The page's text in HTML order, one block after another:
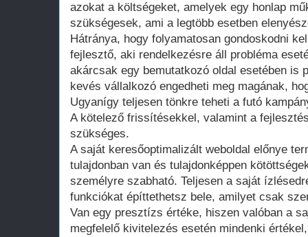
azokat a költségeket, amelyek egy honlap
szükségesek, ami a legtöbb esetben
Hátránya, hogy folyamatosan gondoskodni
fejlesztő, aki rendelkezésre áll probléma
akárcsak egy bemutatkozó oldal esetében is
kevés vállalkozó engedheti meg magának,
Ugyanígy teljesen tönkre teheti a futó
A kötelező frissítésekkel, valamint a
szükséges.
A saját keresőoptimalizált weboldal előnye
tulajdonban van és tulajdonképpen
személyre szabható. Teljesen a saját
funkciókat építtethetsz bele, amilyet csak
Van egy presztízs értéke, hiszen valóban a
megfelelő kivitelezés esetén mindenki